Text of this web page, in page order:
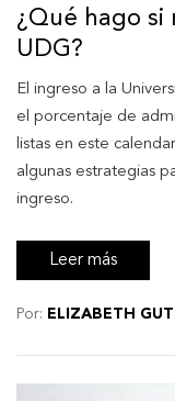
¿Qué hago si
UDG?
El ingreso a la
el porcentaje de
listas en este
algunas estrategias
ingreso.
Leer más
Por: ELIZABETH